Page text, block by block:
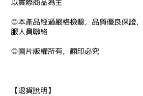
以實際商品為主
◎本產品經過嚴格檢驗，品質優良保證
服人員聯絡
◎圖片版權所有，翻印必究
【退貨說明】